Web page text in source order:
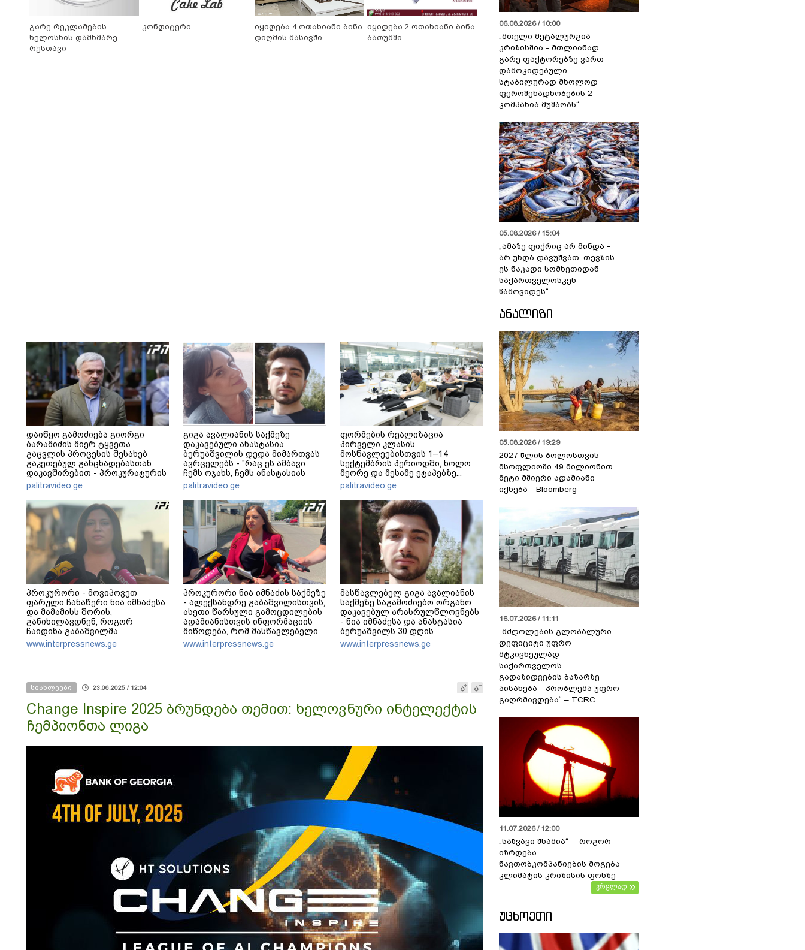
გარე რეკლამების
ხელოსნის დამხმარე -
რუსთავი
კონდიტერი
იყიდება 4 ოთახიანი ბინა
დიღმის მასივში
იყიდება 2 ოთახიანი ბინა
ბათუმში
დაიწყო გამოძიება გიორგი
ბარამიძის მიერ ტყვეთა
გაცვლის პროცესის შესახებ
გაკეთებულ განცხადებასთან
დაკავშირებით - პროკურატურის
განცხადება
palitravideo.ge
გიგა ავალიანის საქმეზე
დაკავებული ანასტასია
ბერუაშვილის დედა მიმართვას
ავრცელებს - "რაც ეს ამბავი
ჩემს ოჯახს, ჩემს ანასტასიას
გადახდა თავს, მის მერე მე მე
არ ვარ"
palitravideo.ge
ფორმების რეალიზაცია
პირველი კლასის
მოსწავლეებისთვის 1–14
სექტემბრის პერიოდში, ხოლო
მეორე და მესამე ეტაპებზე...
palitravideo.ge
პროკურორი - მოვიპოვეთ
ფარული ჩანაწერი ნია იმნაძესა
და მამამისს შორის,
განიხილავდნენ, როგორ
ჩაიდინა გაბაშვილმა
დანაშაული - ნიას მამა ამბობს,
რომ არასწორად მოიქცა, თუმცა
www.interpressnews.ge
პროკურორი ნია იმნაძის საქმეზე
- ალექსანდრე გაბაშვილისთვის,
ასეთი წარსული გამოცდილების
ადამიანისთვის ინფორმაციის
მიწოდება, რომ მასწავლებელი
სექსუალურად ავიწროებდა,
ფაქტობრივად, წაქეზება იყო
www.interpressnews.ge
მასწავლებელ გიგა ავალიანის
საქმეზე საგამოძიებო ორგანო
დაკავებულ არასრულწლოვნებს
- ნია იმნაძესა და ანასტასია
ბერუაშვილს 30 დღის
განმავლობაში ფარულად
www.interpressnews.ge
სიახლეები 23.06.2025 / 12:04
Change Inspire 2025 ბრუნდება თემით: ხელოვნური ინტელექტის
ჩემპიონთა ლიგა
06.08.2026 / 10:00
„მთელი მეტალურგია
კრიზისშია - მთლიანად
გარე ფაქტორებზე ვართ
დამოკიდებული,
სტაბილურად მხოლოდ
ფეროშენადნობების 2
კომპანია მუშაობს“
05.08.2026 / 15:04
„ამაზე ფიქრიც არ მინდა -
არ უნდა დავუშვათ, თევზის
ეს ნაკადი სომხეთიდან
საქართველოსკენ
წამოვიდეს“
ᲐᲜᲐᲚᲘᲖᲘ
05.08.2026 / 19:29
2027 წლის ბოლოსთვის
მსოფლიოში 49 მილიონით
მეტი მშიერი ადამიანი
იქნება - Bloomberg
16.07.2026 / 11:11
„მძღოლების გლობალური
დეფიციტი უფრო
მტკივნეულად
საქართველოს
გადაზიდვების ბაზარზე
აისახება - პრობლემა უფრო
გაღრმავდება“ – TCRC
11.07.2026 / 12:00
„საწვავი შხამია“ - როგორ
იზრდება
ნავთობკომპანიების მოგება
კლიმატის კრიზისის ფონზე
ვრცლად
ᲣᲪᲮᲝᲔᲗᲘ